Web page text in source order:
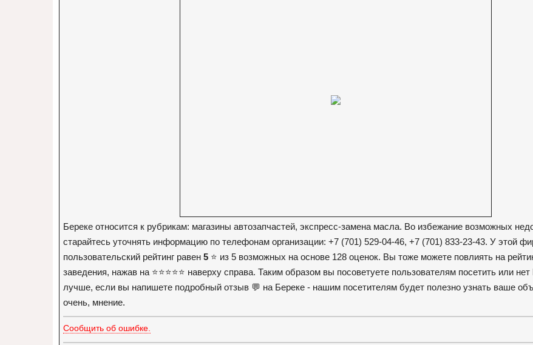
Береке относится к рубрикам: магазины автозапчастей, экспресс-замена масла. Во избежание возможных
старайтесь уточнять информацию по телефонам организации: +7 (701) 529-04-46, +7 (701) 833-23-43. У этой
пользовательский рейтинг равен 5 ⭐️ из 5 возможных на основе 128 оценок. Вы тоже можете повлиять на
заведения, нажав на ⭐️⭐️⭐️⭐️⭐️ наверху справа. Таким образом вы посоветуете пользователям посетить или
лучше, если вы напишете подробный отзыв 💬 на Береке - нашим посетителям будет полезно узнать ваше
очень, мнение.
Сообщить об ошибке.